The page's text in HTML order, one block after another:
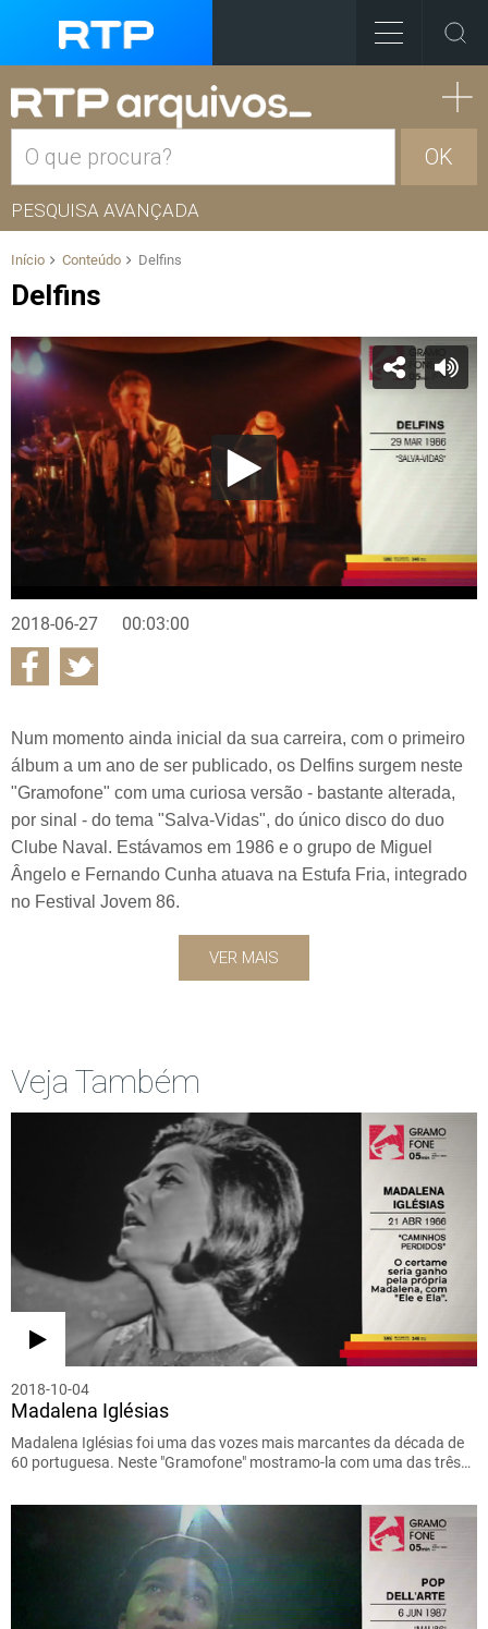
OK
PESQUISA AVANÇADA
Início Conteúdo Delfins
Delfins
2018-06-27 00:03:00
Num momento ainda inicial da sua carreira, com o primeiro
álbum a um ano de ser publicado, os Delfins surgem neste
"Gramofone" com uma curiosa versão - bastante alterada,
por sinal - do tema "Salva-Vidas", do único disco do duo
Clube Naval. Estávamos em 1986 e o grupo de Miguel
Ângelo e Fernando Cunha atuava na Estufa Fria, integrado
no Festival Jovem 86.
VER MAIS
Veja Também
2018-10-04
Madalena Iglésias
Madalena Iglésias foi uma das vozes mais marcantes da década de
60 portuguesa. Neste "Gramofone" mostramo-la com uma das três…